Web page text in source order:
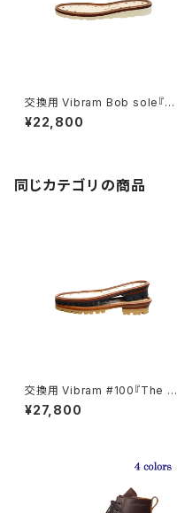
交換用 Vibram Bob sole『Th
e Work Boots』
¥22,800
同じカテゴリの商品
交換用 Vibram #100『The W
ork Boots』
¥27,800